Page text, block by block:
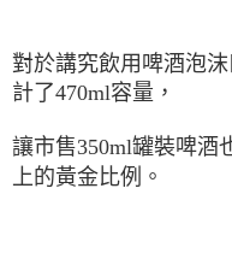
對於講究飲用啤酒泡
計了470ml容量，
讓市售350ml罐裝啤酒
上的黃金比例。